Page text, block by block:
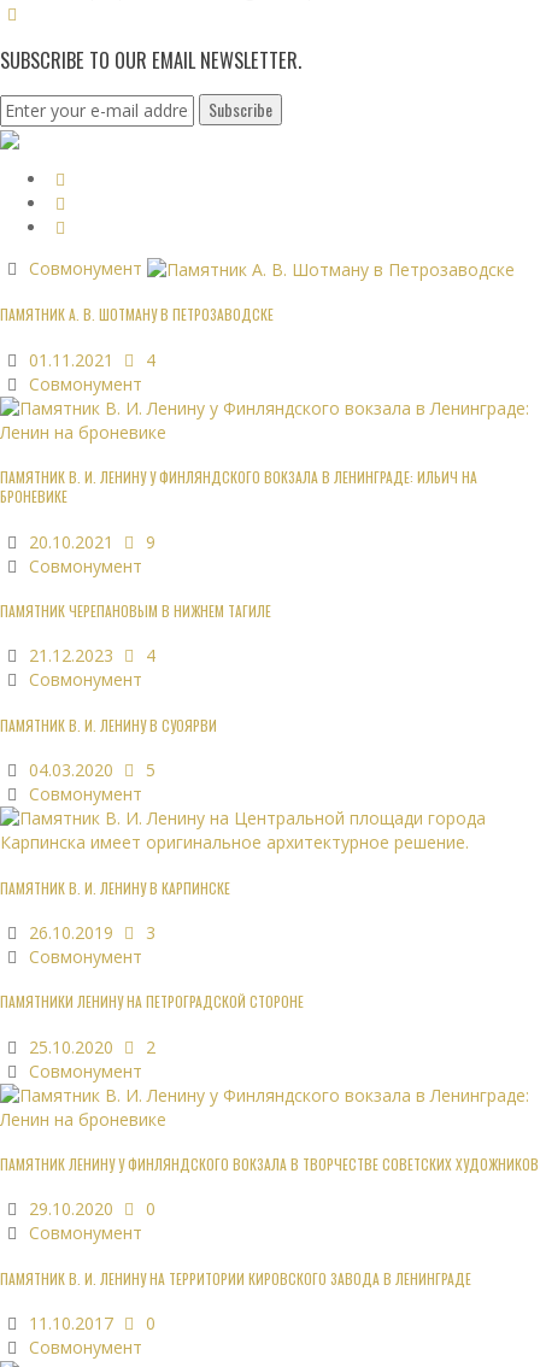
SUBSCRIBE TO OUR EMAIL NEWSLETTER.
Совмонумент
ПАМЯТНИК А. В. ШОТМАНУ В ПЕТРОЗАВОДСКЕ
01.11.2021
4
Совмонумент
ПАМЯТНИК В. И. ЛЕНИНУ У ФИНЛЯНДСКОГО ВОКЗАЛА В ЛЕНИНГРАДЕ: ИЛЬИЧ НА
БРОНЕВИКЕ
20.10.2021
9
Совмонумент
ПАМЯТНИК ЧЕРЕПАНОВЫМ В НИЖНЕМ ТАГИЛЕ
21.12.2023
4
Совмонумент
ПАМЯТНИК В. И. ЛЕНИНУ В СУОЯРВИ
04.03.2020
5
Совмонумент
ПАМЯТНИК В. И. ЛЕНИНУ В КАРПИНСКЕ
26.10.2019
3
Совмонумент
ПАМЯТНИКИ ЛЕНИНУ НА ПЕТРОГРАДСКОЙ СТОРОНЕ
25.10.2020
2
Совмонумент
ПАМЯТНИК ЛЕНИНУ У ФИНЛЯНДСКОГО ВОКЗАЛА В ТВОРЧЕСТВЕ СОВЕТСКИХ ХУДОЖНИКОВ
29.10.2020
0
Совмонумент
ПАМЯТНИК В. И. ЛЕНИНУ НА ТЕРРИТОРИИ КИРОВСКОГО ЗАВОДА В ЛЕНИНГРАДЕ
11.10.2017
0
Совмонумент